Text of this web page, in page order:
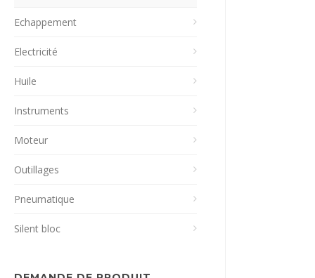
Echappement
Electricité
Huile
Instruments
Moteur
Outillages
Pneumatique
Silent bloc